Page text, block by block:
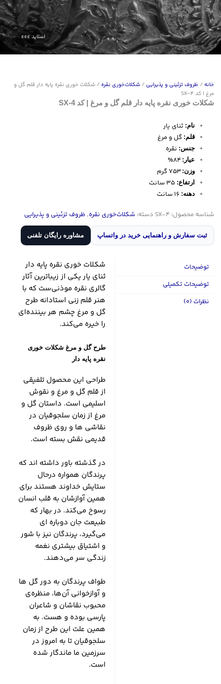
خانه / ظروف تزئینی و پذیرایی / شکلات‌خوری نقره / شکلات خوری نقره پایه دار قلم گل و
مرغ | کد SX-4
شکلات خوری نقره پایه دار قلم گل و مرغ | کد SX-4
نام: ثنای یار
قلم: گل و مرغ
جنس: نقره
عیار: 84%
وزن: 753 گرم
ارتفاع:
دهنه:
شناسه محصول: SX-4 دسته: شکلات‌خوری نقره, ظروف تزئینی و پذیرایی
ثبت سفارش و راهنمایی خرید در واتساپ مشاوره رایگان تلفنی
توضیحات
توضیحات تکمیلی
نظرات (0)
شکلات خوری نقره پایه دار
ثنای یار یکی از زیباترین آثار
گالری نقره موذنی‌ست که با
هنر قلم زنی استادانه طرح
گل و مرغ چشم هر بیننده‌ای
را خیره می‌کند.
طرح گل و مرغ شکلات خوری
نقره پایه دار
طراحی این محصول تلفیقی
از قلم گل و مرغ و نقوش
اسلیمی است. داستان گل و
مرغ از زمان سلجوقیان در
نقاشی ها و روی ظروف
قدیمی نقش بسته است.
در گذشته باور داشته اند که
پرندگان همواره درحال
ستایش خداوند هستند برای
همین آوازشان به قلب انسان
رسوخ می‌کند. در بهار که
طبیعت جان دوباره ای
می‌گیرد، پرندگان نیز با شور
و اشتیاق بیشتری نغمه
زندگی سر می‌دهند.
طواف پرندگان به دور گل ها
و آوازخوانی آن‌ها، منظره‌ی
محبوب نقاشان و شاعران
پارسی بوده و هست. به
همین علت این طرح از زمان
سلجوقیان تا به امروز در
سرزمین ما ماندگار شده
است.